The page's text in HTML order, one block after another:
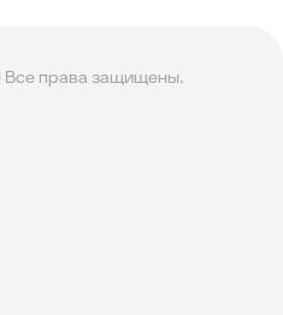
права защищены.